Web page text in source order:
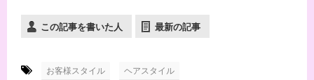
この記事を書いた人 最新の記事
お客様スタイル ヘアスタイル